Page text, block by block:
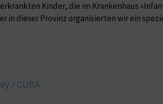
Kinder, die im Krankenhaus
in dieser Provinz organisierten wir ein
/ CUBA